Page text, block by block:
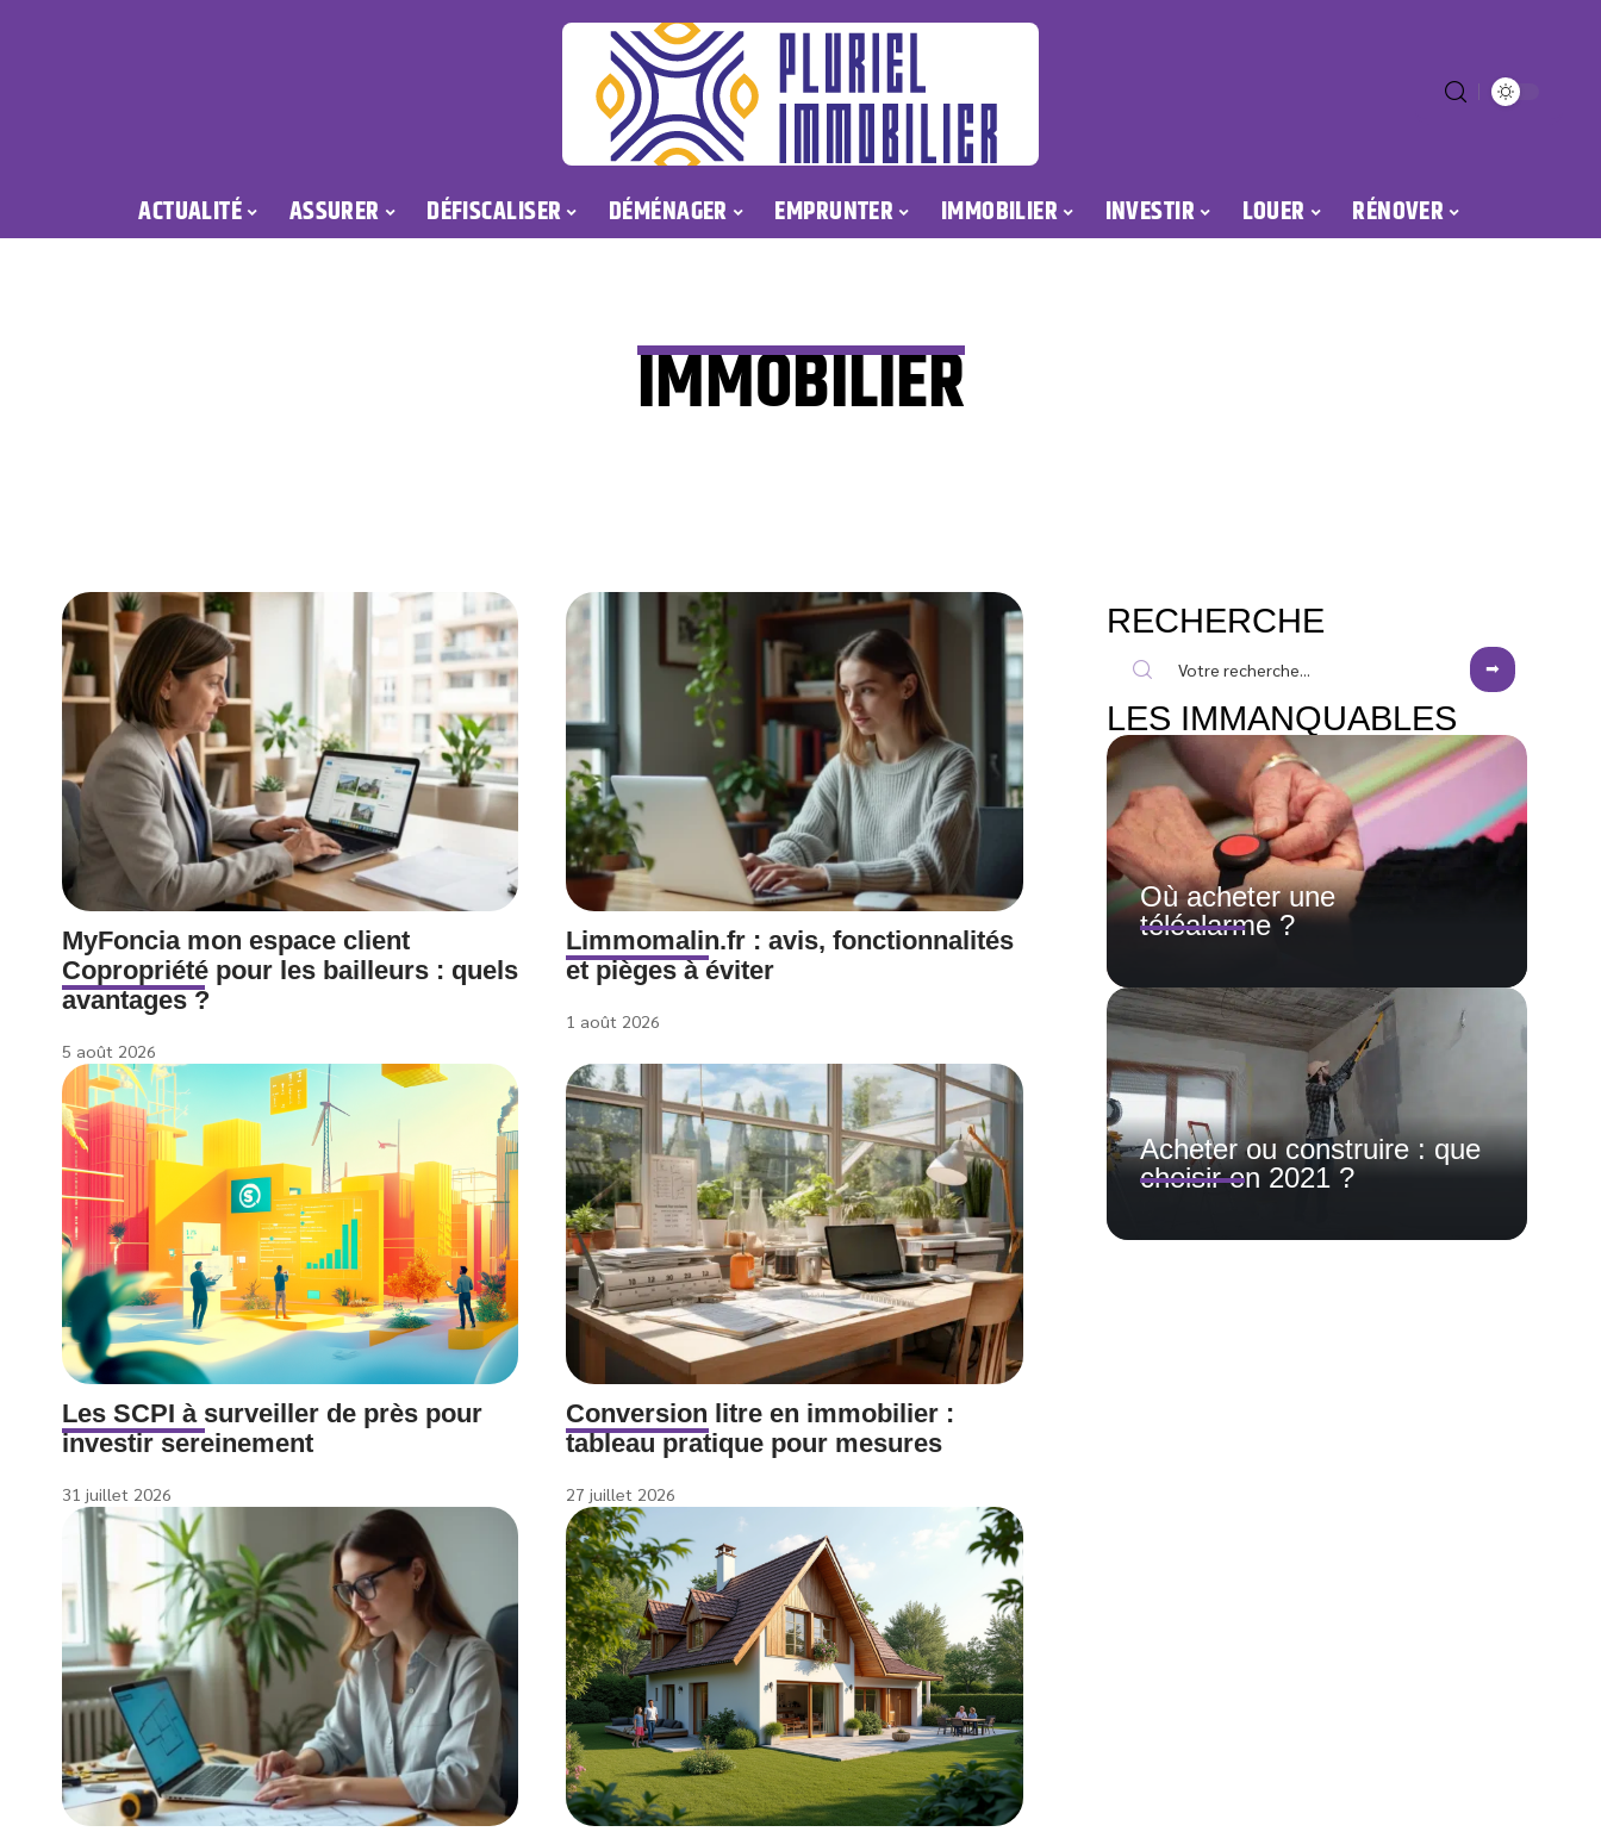
ACTUALITÉ ASSURER DÉFISCALISER DÉMÉNAGER EMPRUNTER IMMOBILIER INVESTIR LOUER RÉNOVER
IMMOBILIER
MyFoncia mon espace client
Copropriété pour les bailleurs : quels
avantages ?
5 août 2026
Limmomalin.fr : avis, fonctionnalités
et pièges à éviter
1 août 2026
Les SCPI à surveiller de près pour
investir sereinement
31 juillet 2026
Conversion litre en immobilier :
tableau pratique pour mesures
27 juillet 2026
RECHERCHE
LES IMMANQUABLES
Où acheter une
téléalarme ?
Acheter ou construire : que
choisir en 2021 ?